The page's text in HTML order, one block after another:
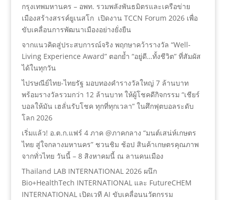
กรุงเทพมหานคร – อพท. รวมพลังพันธมิตรและเครือข่าย
เมืองสร้างสรรค์ยูเนสโก เปิดงาน TCCN Forum 2026 เพื่อ
ขับเคลื่อนการพัฒนาเมืองอย่างยั่งยืน
จากแนวคิดสู่ประสบการณ์จริง พฤกษาคว้ารางวัล “Well-
Living Experience Award” ตอกย้ำ “อยู่ดี…ทั้งชีวิต” ที่สัมผัส
ได้ในทุกวัน
ไปรษณีย์ไทย-ไทยรัฐ มอบทองคำรางวัลใหญ่ 7 ล้านบาท
พร้อมรางวัลรวมกว่า 12 ล้านบาท ให้ผู้โชคดีกิจกรรม “เชียร์
บอลให้มัน เฮลั่นรับโชค ทุกที่ทุกเวลา” ในศึกฟุตบอลระดับ
โลก 2026
เริ่มแล้ว! อ.ต.ก.แฟร์ 4 ภาค @ภาคกลาง “มนต์เสน่ห์เกษตร
ไทย สู่ใจกลางมหานคร” ชวนชิม ช้อป สินค้าเกษตรคุณภาพ
จากทั่วไทย วันนี้ – 8 สิงหาคมนี้ ณ ลานคนเมือง
Thailand LAB INTERNATIONAL 2026 ผนึก
Bio+HealthTech INTERNATIONAL และ FutureCHEM
INTERNATIONAL เปิดเวที AI ขับเคลื่อนนวัตกรรม